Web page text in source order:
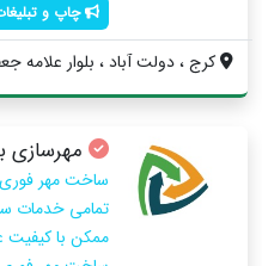
چاپ و
کرج ، دولت آباد ، بلوار علامه
مهرسازی
ساخت مهر فوری
تمامی خدمات
ممکن با